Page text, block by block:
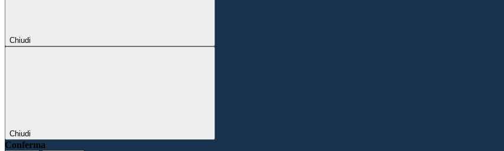
Chiudi
Chiudi
Conferma